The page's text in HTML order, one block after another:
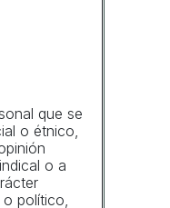
que se
o étnico,
o a
político,